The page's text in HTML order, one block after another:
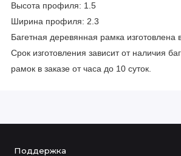
Высота профиля: 1.5
Ширина профиля: 2.3
Багетная деревянная рамка изготовлена
Срок изготовления зависит от наличия
рамок в заказе от часа до 10 суток.
Поддержка